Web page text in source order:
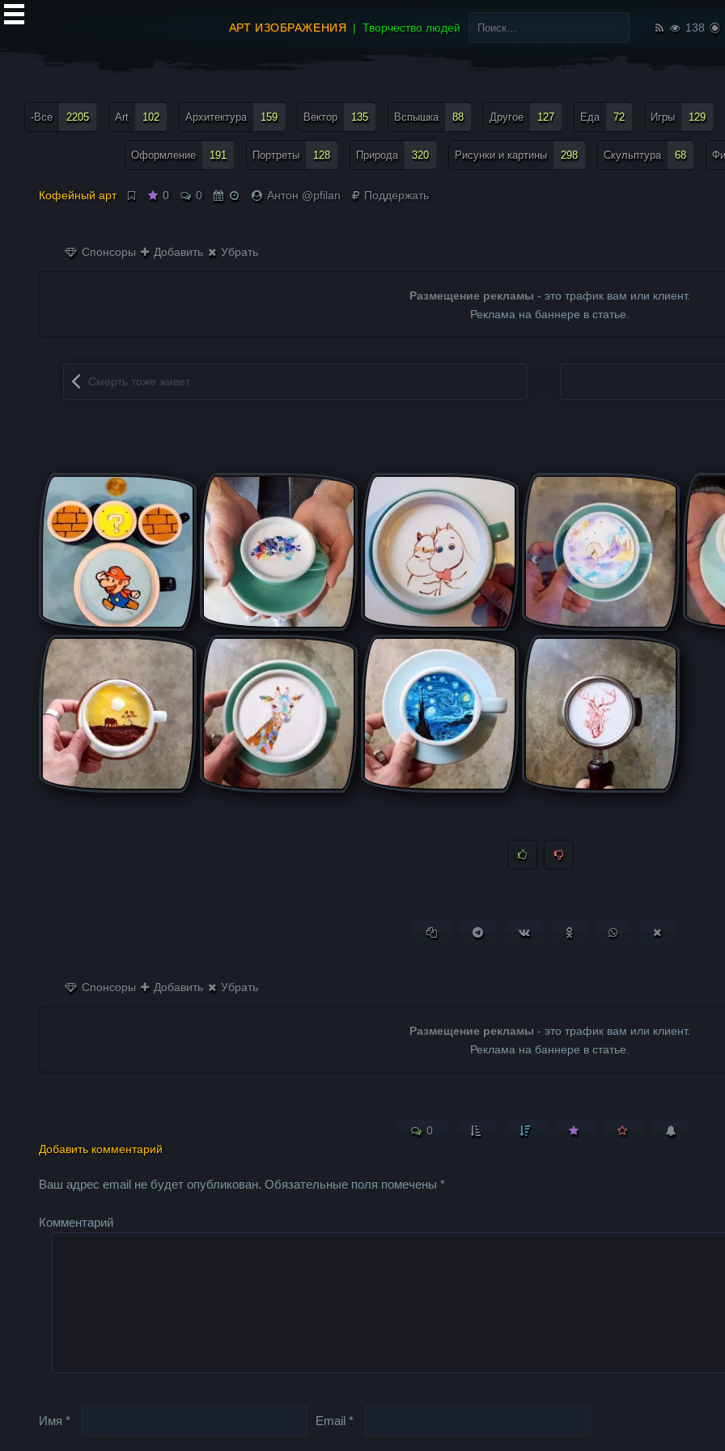
АРТ ИЗОБРАЖЕНИЯ Творчество людей
Найти:
138
-Все 2205 Art 102 Архитектура 159 Вектор 135 Вспышка 88 Другое 127 Еда 72 Игры 129
Оформление 191 Портреты 128 Природа 320 Рисунки и картины 298 Скульптура 68
Кофейный арт 0 0 Антон @pfilan Поддержать
Спонсоры Добавить Убрать
Размещение рекламы - это трафик вам или клиент.
Реклама на баннере в статье.
Запись навигация
Смерть тоже живет
Копировать ссылкуПоделиться в Telegram
Поделиться ВКонтакте
Поделиться вПоделиться в
Спонсоры Добавить Убрать
Размещение рекламы - это трафик вам или клиент.
Реклама на баннере в статье.
0
Добавить комментарий
Ваш адрес email не будет опубликован. Обязательные поля помечены*
Комментарий
Имя* Email*